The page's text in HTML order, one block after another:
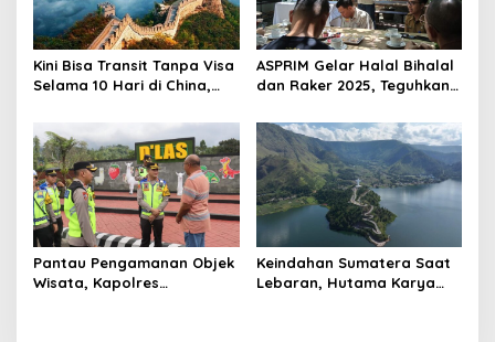
Kini Bisa Transit Tanpa Visa
Selama 10 Hari di China,
ASPRIM Gelar Halal Bihalal
dan Raker 2025, Teguhkan
Pariwisata Madura
Pantau Pengamanan Objek
Wisata, Kapolres
Keindahan Sumatera Saat
Lebaran, Hutama Karya